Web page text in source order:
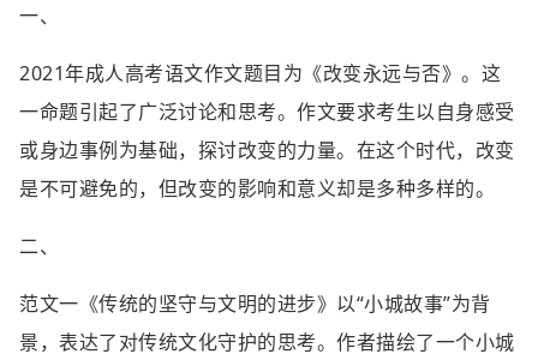
一、
2021年成人高考语文作文题目为《改变永远与否》。这
一命题引起了广泛讨论和思考。作文要求考生以自身感受
或身边事例为基础，探讨改变的力量。在这个时代，改变
是不可避免的，但改变的影响和意义却是多种多样的。
二、
范文一《传统的坚守与文明的进步》以“小城故事”为背
景，表达了对传统文化守护的思考。作者描绘了一个小城